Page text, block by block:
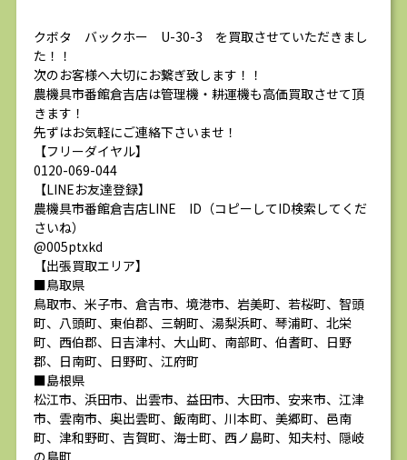
クボタ バックホー U-30-3 を買取させていただきまし
た！！
次のお客様へ大切にお繋ぎ致します！！
農機具市番館倉吉店は管理機・耕運機も高価買取させて頂
きます！
先ずはお気軽にご連絡下さいませ！
【フリーダイヤル】
0120-069-044
【LINEお友達登録】
農機具市番館倉吉店LINE ID（コピーしてID検索してくだ
さいね）
@005ptxkd
【出張買取エリア】
■鳥取県
鳥取市、米子市、倉吉市、境港市、岩美町、若桜町、智頭
町、八頭町、東伯郡、三朝町、湯梨浜町、琴浦町、北栄
町、西伯郡、日吉津村、大山町、南部町、伯耆町、日野
郡、日南町、日野町、江府町
■島根県
松江市、浜田市、出雲市、益田市、大田市、安来市、江津
市、雲南市、奥出雲町、飯南町、川本町、美郷町、邑南
町、津和野町、吉賀町、海士町、西ノ島町、知夫村、隠岐
の島町